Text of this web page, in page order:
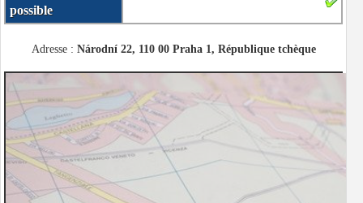
possible
Adresse : Národní 22, 110 00 Praha 1, République tchèque